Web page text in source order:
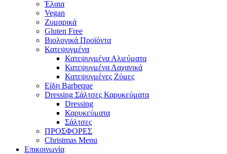
Έλαια
Vegan
Ζυμαρικά
Gluten Free
Βιολογικά Προϊόντα
Κατεψυγμένα
Κατεψυγμένα Αλιεύματα
Κατεψυγμένα Λαχανικά
Κατεψυγμένες Ζύμες
Είδη Barbeque
Dressing Σάλτσες Καρυκεύματα
Dressing
Καρυκεύματα
Σάλτσες
ΠΡΟΣΦΟΡΕΣ
Christmas Menu
Επικοινωνία